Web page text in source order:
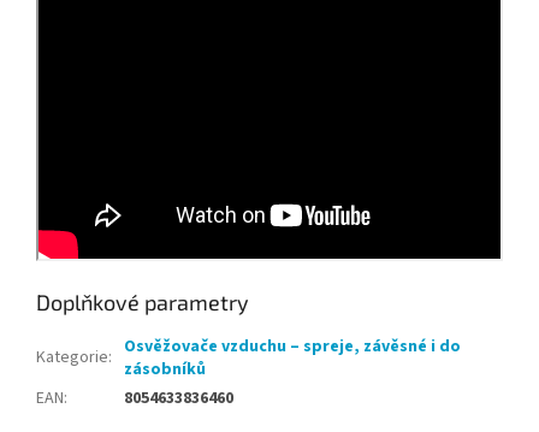
Doplňkové parametry
Kategorie: Osvěžovače vzduchu – spreje, závěsné i do
zásobníků
EAN: 8054633836460